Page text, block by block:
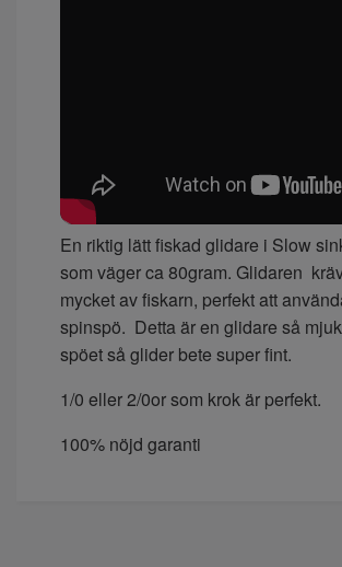
En riktig lätt fiskad glidare i Slow
som väger ca 80gram. Glidaren
mycket av fiskarn, perfekt att
spinspö. Detta är en glidare så
spöet så glider bete super fint.
1/0 eller 2/0or som krok är perfekt.
100% nöjd garanti